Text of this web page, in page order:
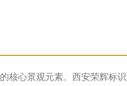
核心景观元素。西安荣辉